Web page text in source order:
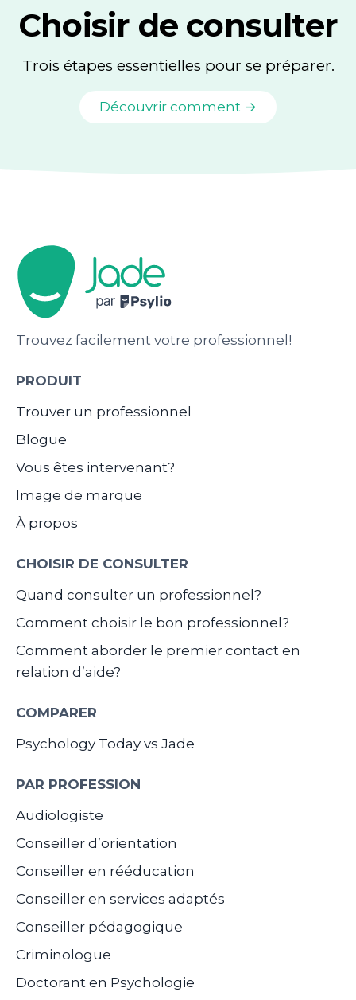
Choisir de consulter
Trois étapes essentielles pour se préparer.
Découvrir comment →
Trouvez facilement votre professionnel!
PRODUIT
Trouver un professionnel
Blogue
Vous êtes intervenant?
Image de marque
À propos
CHOISIR DE CONSULTER
Quand consulter un professionnel?
Comment choisir le bon professionnel?
Comment aborder le premier contact en
relation d’aide?
COMPARER
Psychology Today vs Jade
PAR PROFESSION
Audiologiste
Conseiller d’orientation
Conseiller en rééducation
Conseiller en services adaptés
Conseiller pédagogique
Criminologue
Doctorant en Psychologie